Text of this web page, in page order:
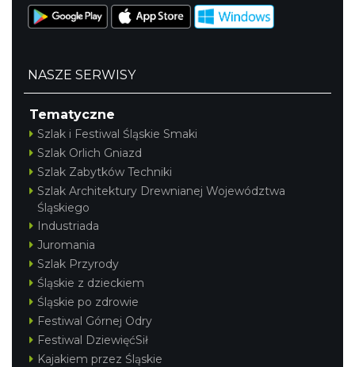
NASZE SERWISY
Tematyczne
Szlak i Festiwal Śląskie Smaki
Szlak Orlich Gniazd
Szlak Zabytków Techniki
Szlak Architektury Drewnianej Województwa
Śląskiego
Industriada
Juromania
Szlak Przyrody
Śląskie z dzieckiem
Śląskie po zdrowie
Festiwal Górnej Odry
Festiwal DziewięćSił
Kajakiem przez Śląskie